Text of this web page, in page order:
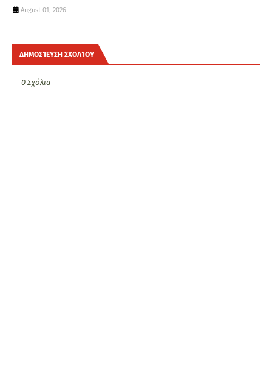
August 01, 2026
ΔΗΜΟΣΊΕΥΣΗ ΣΧΟΛΊΟΥ
0 Σχόλια